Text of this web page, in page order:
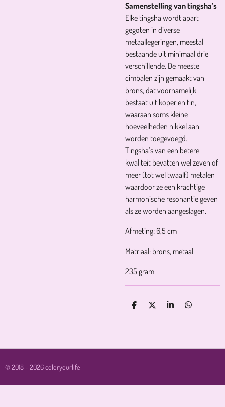
Samenstelling van tingsha’s
Elke tingsha wordt apart
gegoten in diverse
metaallegeringen, meestal
bestaande uit minimaal drie
verschillende. De meeste
cimbalen zijn gemaakt van
brons, dat voornamelijk
bestaat uit koper en tin,
waaraan soms kleine
hoeveelheden nikkel aan
worden toegevoegd.
Tingsha’s van een betere
kwaliteit bevatten wel zeven of
meer (tot wel twaalf) metalen
waardoor ze een krachtige
harmonische resonantie geven
als ze worden aangeslagen.
Afmeting: 6,5 cm
Matriaal: brons, metaal
235 gram
D
D
S
D
© 2018 - 2026 coloryourlife